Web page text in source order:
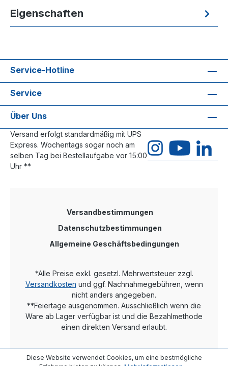
Eigenschaften
Service-Hotline
Service
Über Uns
Versand erfolgt standardmäßig mit UPS
Express. Wochentags sogar noch am
selben Tag bei Bestellaufgabe vor 15:00
Uhr **
Versandbestimmungen
Datenschutzbestimmungen
Allgemeine Geschäftsbedingungen
*Alle Preise exkl. gesetzl. Mehrwertsteuer zzgl.
Versandkosten und ggf. Nachnahmegebühren, wenn
nicht anders angegeben.
**Feiertage ausgenommen. Ausschließlich wenn die
Ware ab Lager verfügbar ist und die Bezahlmethode
einen direkten Versand erlaubt.
Diese Website verwendet Cookies, um eine bestmögliche